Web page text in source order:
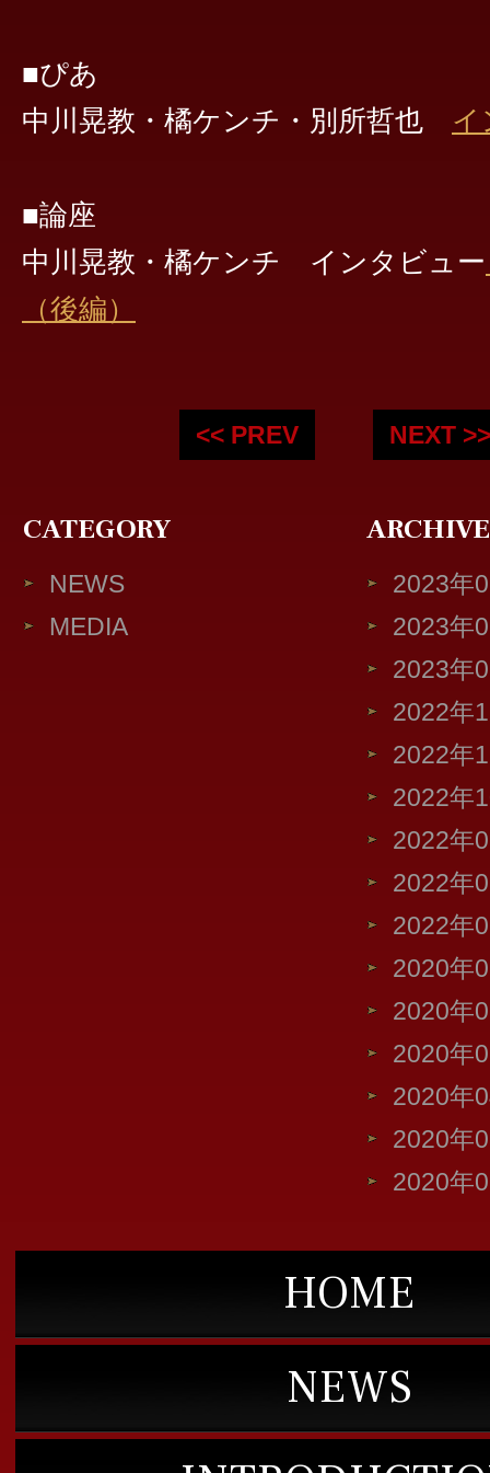
■ぴあ
中川晃教・橘ケンチ・別所哲也 イ
■論座
中川晃教・橘ケンチ インタビュー
（後編）
<< PREV NEXT >>
CATEGORY
NEWS
MEDIA
ARCHIVE
2023年
2023年
2023年
2022年
2022年
2022年
2022年
2022年
2022年
2020年
2020年
2020年
2020年
2020年
2020年
HOME
NEWS